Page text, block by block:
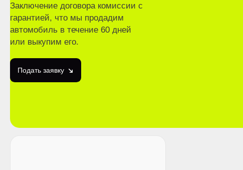
Заключение договора комиссии с
гарантией, что мы продадим
автомобиль в течение 60 дней
или выкупим его.
Подать заявку